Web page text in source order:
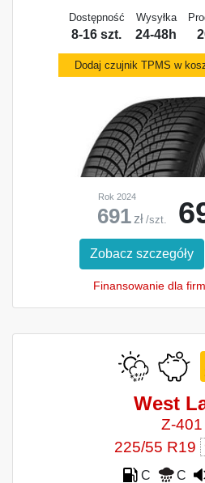
Dostępność
8-16 szt.
Wysyłka
24-48h
Dodaj czujnik TPMS w
Rok 2024
691 zł /szt.
Zobacz szczegóły
Finansowanie dla firm
West
Z-401
225/55 R19
C C